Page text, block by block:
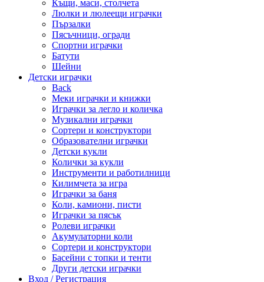
Къщи, маси, столчета
Люлки и люлеещи играчки
Пързалки
Пясъчници, огради
Спортни играчки
Батути
Шейни
Детски играчки
Back
Меки играчки и книжки
Играчки за легло и количка
Музикални играчки
Сортери и конструктори
Образователни играчки
Детски кукли
Колички за кукли
Инструменти и работилници
Килимчета за игра
Играчки за баня
Коли, камиони, писти
Играчки за пясък
Ролеви играчки
Акумулаторни коли
Сортери и конструктори
Басейни с топки и тенти
Други детски играчки
Вход / Регистрация